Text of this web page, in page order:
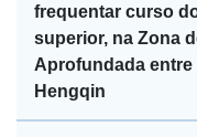
frequentar curso
superior, na Zona
Aprofundada entre
Hengqin